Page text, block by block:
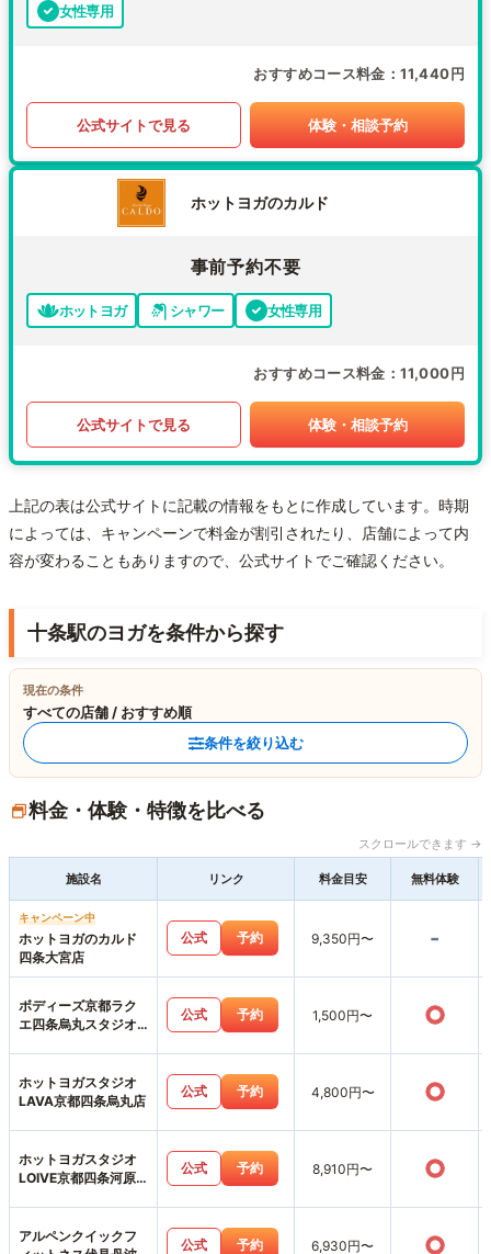
女性専用
おすすめコース料金 11,440円
公式サイトで見る 体験・相談予約
ホットヨガのカルド
事前予約不要
ホットヨガ シャワー 女性専用
おすすめコース料金 11,000円
公式サイトで見る 体験・相談予約
上記の表は公式サイトに記載の情報をもとに作成しています。時期
によっては、キャンペーンで料金が割引されたり、店舗によって内
容が変わることもありますので、公式サイトでご確認ください。
十条駅のヨガを条件から探す
現在の条件
すべての店舗 / おすすめ順
条件を絞り込む
料金・体験・特徴を比べる
スクロールできます →
施設名 リンク 料金目安 無料体験
キャンペーン中
ホットヨガのカルド
四条大宮店
公式 予約 9,350円〜 -
ボディーズ京都ラク
エ四条烏丸スタジオ
公式 予約 1,500円〜 ○
ホットヨガスタジオ
LAVA京都四条烏丸店
公式 予約 4,800円〜 ○
ホットヨガスタジオ
LOIVE京都四条河原
公式 予約 8,910円〜 ○
アルペンクイックフ
公式 予約 6,930円〜 ○